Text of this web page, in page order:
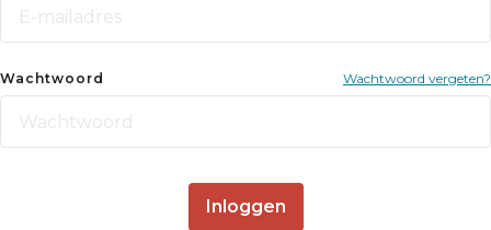
Wachtwoord Wachtwoord vergeten?
Inloggen